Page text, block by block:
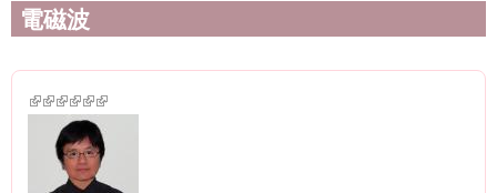
電磁波
(link is external)
(link is external)
(link is external)
(link is external)
(link is external)
(link is external)